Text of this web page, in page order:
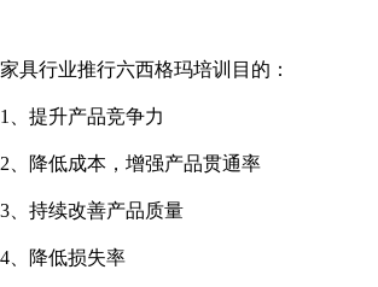
家具行业推行六西格玛培训目的：
1、提升产品竞争力
2、降低成本，增强产品贯通率
3、持续改善产品质量
4、降低损失率